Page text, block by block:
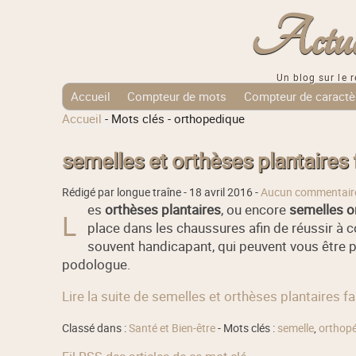
Un blog sur le
Accueil Compteur de mots Compteur de
Tags Cloud
Accueil - Mots clés - orthopedique
semelles et orthèses
Rédigé par longue traîne - 18 avril 2016-Aucun
L es orthèses plantaires, ou encore semelles
place dans les chaussures afin de réussir à
souvent handicapant, qui peuvent vous
podologue.
Lire la suite de semelles et orthèses plantaires
Classé dans :Santé et Bien-être- Mots clés : semelle,